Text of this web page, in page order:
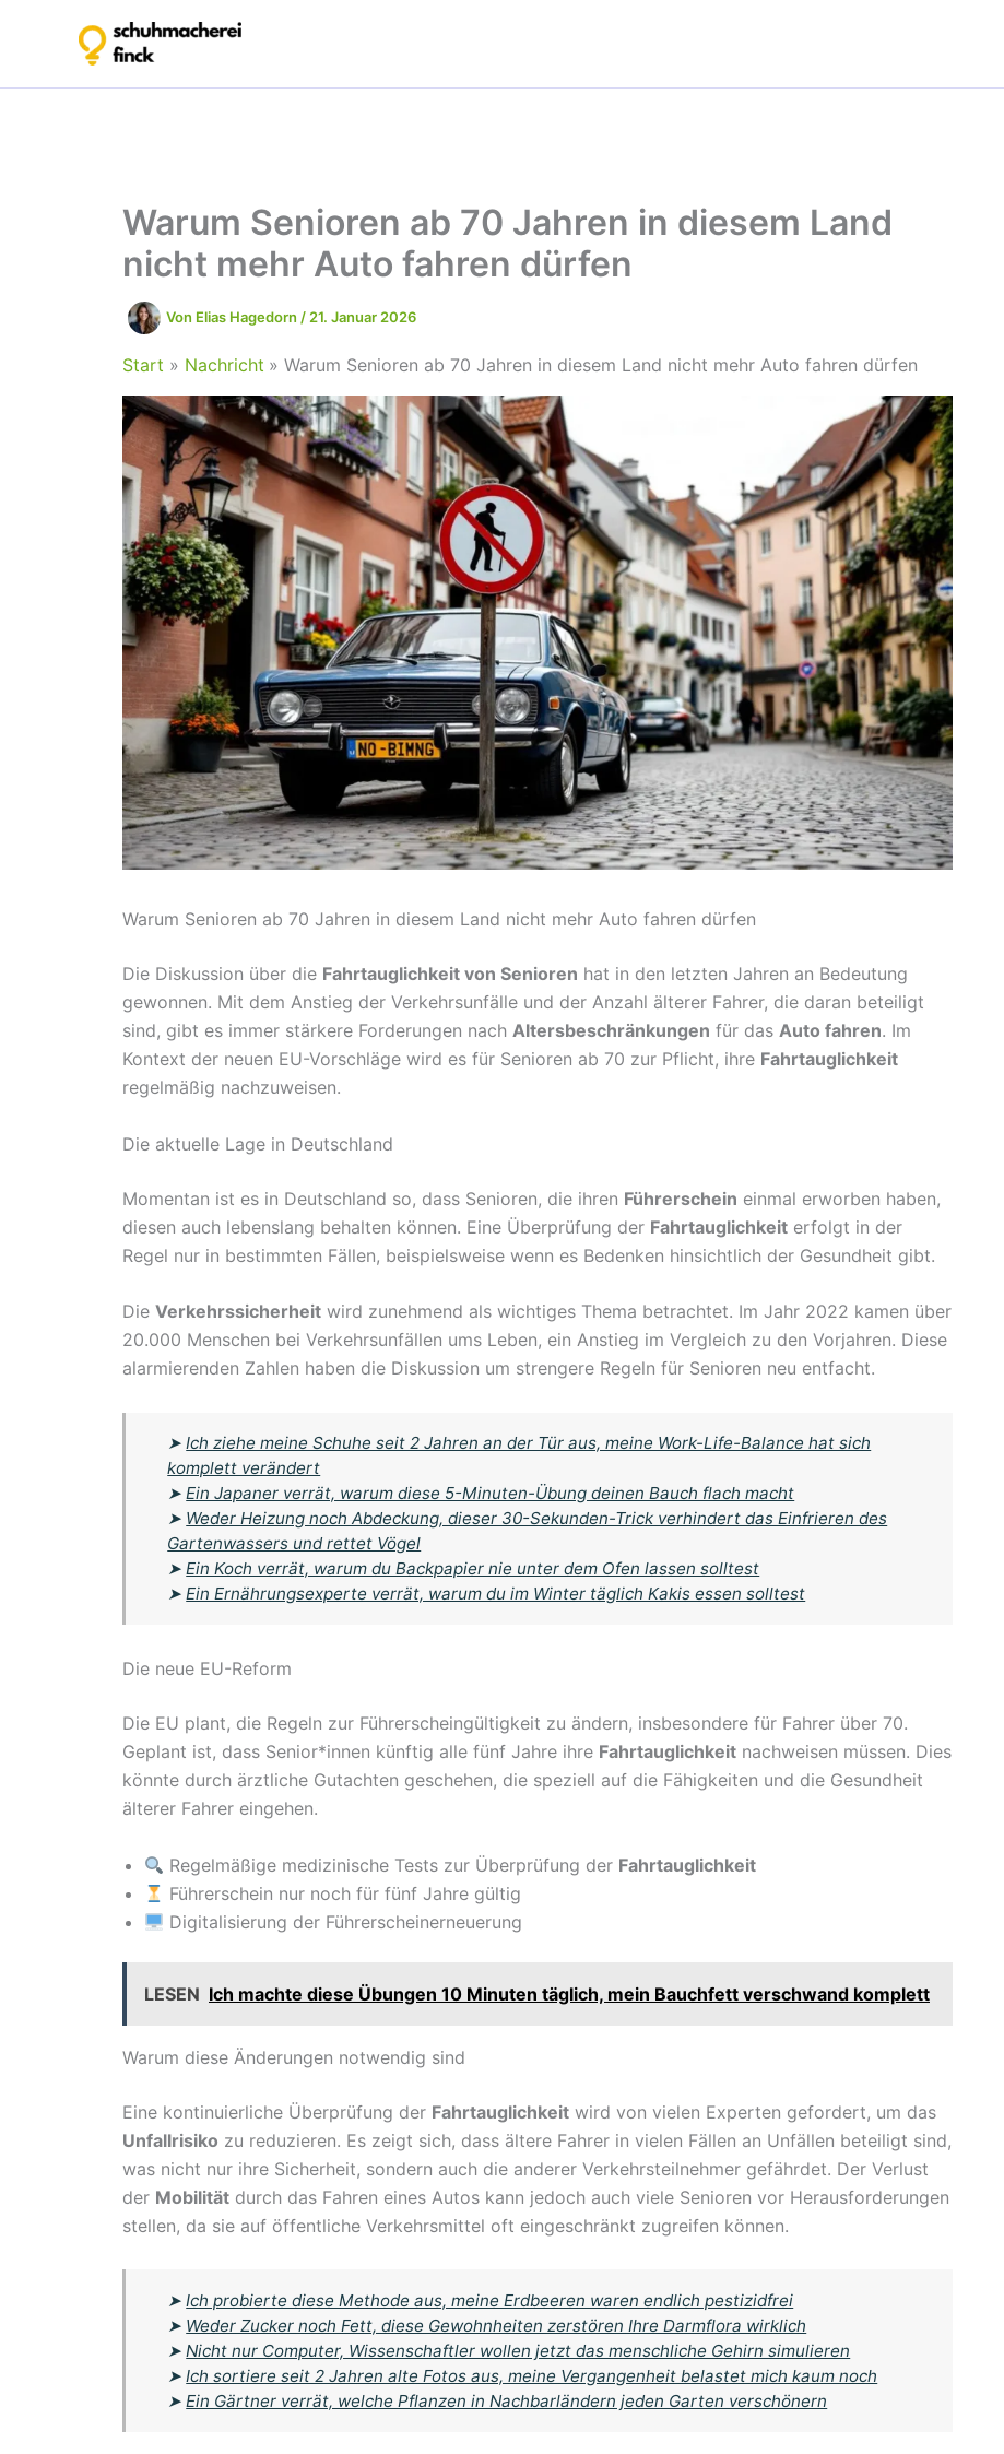
Warum Senioren ab 70 Jahren in diesem Land
nicht mehr Auto fahren dürfen
Von Elias Hagedorn / 21. Januar 2026
Start Nachricht Warum Senioren ab 70 Jahren in diesem Land nicht mehr Auto fahren dürfen
Warum Senioren ab 70 Jahren in diesem Land nicht mehr Auto fahren dürfen
Die Diskussion über die Fahrtauglichkeit von Senioren hat in den letzten Jahren an Bedeutung
gewonnen. Mit dem Anstieg der Verkehrsunfälle und der Anzahl älterer Fahrer, die daran beteiligt
sind, gibt es immer stärkere Forderungen nach Altersbeschränkungen für das Auto fahren. Im
Kontext der neuen EU-Vorschläge wird es für Senioren ab 70 zur Pflicht, ihre Fahrtauglichkeit
regelmäßig nachzuweisen.
Die aktuelle Lage in Deutschland
Momentan ist es in Deutschland so, dass Senioren, die ihren Führerschein einmal erworben haben,
diesen auch lebenslang behalten können. Eine Überprüfung der Fahrtauglichkeit erfolgt in der
Regel nur in bestimmten Fällen, beispielsweise wenn es Bedenken hinsichtlich der Gesundheit gibt.
Die Verkehrssicherheit wird zunehmend als wichtiges Thema betrachtet. Im Jahr 2022 kamen über
20.000 Menschen bei Verkehrsunfällen ums Leben, ein Anstieg im Vergleich zu den Vorjahren. Diese
alarmierenden Zahlen haben die Diskussion um strengere Regeln für Senioren neu entfacht.
➤Ich ziehe meine Schuhe seit 2 Jahren an der Tür aus, meine Work-Life-Balance hat sich
komplett verändert
➤Ein Japaner verrät, warum diese 5-Minuten-Übung deinen Bauch flach macht
➤ Weder Heizung noch Abdeckung, dieser 30-Sekunden-Trick verhindert das Einfrieren des
Gartenwassers und rettet Vögel
➤Ein Koch verrät, warum du Backpapier nie unter dem Ofen lassen solltest
➤Ein Ernährungsexperte verrät, warum du im Winter täglich Kakis essen solltest
Die neue EU-Reform
Die EU plant, die Regeln zur Führerscheingültigkeit zu ändern, insbesondere für Fahrer über 70.
Geplant ist, dass Senior*innen künftig alle fünf Jahre ihre Fahrtauglichkeit nachweisen müssen. Dies
könnte durch ärztliche Gutachten geschehen, die speziell auf die Fähigkeiten und die Gesundheit
älterer Fahrer eingehen.
Regelmäßige medizinische Tests zur Überprüfung der Fahrtauglichkeit
Führerschein nur noch für fünf Jahre gültig
Digitalisierung der Führerscheinerneuerung
LESEN Ich machte diese Übungen 10 Minuten täglich, mein Bauchfett verschwand komplett
Warum diese Änderungen notwendig sind
Eine kontinuierliche Überprüfung der Fahrtauglichkeit wird von vielen Experten gefordert, um das
Unfallrisiko zu reduzieren. Es zeigt sich, dass ältere Fahrer in vielen Fällen an Unfällen beteiligt sind,
was nicht nur ihre Sicherheit, sondern auch die anderer Verkehrsteilnehmer gefährdet. Der Verlust
der Mobilität durch das Fahren eines Autos kann jedoch auch viele Senioren vor Herausforderungen
stellen, da sie auf öffentliche Verkehrsmittel oft eingeschränkt zugreifen können.
➤Ich probierte diese Methode aus, meine Erdbeeren waren endlich pestizidfrei
➤ Weder Zucker noch Fett, diese Gewohnheiten zerstören Ihre Darmflora wirklich
➤Nicht nur Computer, Wissenschaftler wollen jetzt das menschliche Gehirn simulieren
➤Ich sortiere seit 2 Jahren alte Fotos aus, meine Vergangenheit belastet mich kaum noch
➤Ein Gärtner verrät, welche Pflanzen in Nachbarländern jeden Garten verschönern